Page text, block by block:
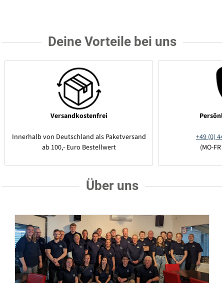
Deine Vorteile bei uns
Versandkostenfrei
Innerhalb von Deutschland als Paketversand
ab 100,- Euro Bestellwert
+49 (0)
(MO-
Über uns